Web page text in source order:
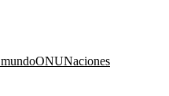
ONUNaciones